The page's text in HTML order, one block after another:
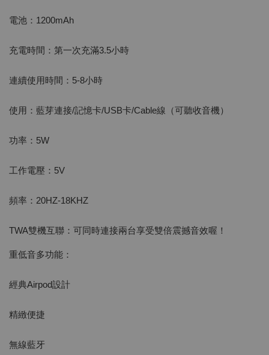
電池：1200mAh
充電時間：第一次充滿3.5小時
連續使用時間：5-8小時
使用：藍芽連接/記憶卡/USB卡/Cable線（可聽收音機）
功率：5W
工作電壓：5V
頻率：20HZ-18KHZ
TWA雙機互聯：可同時連接兩台享受雙倍震撼音效喔！
重低音多功能：
經典Airpod設計
精緻便捷
無線藍牙